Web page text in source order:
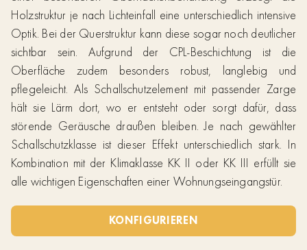
Holzstruktur je nach Lichteinfall eine unterschiedlich intensive
Optik. Bei der Querstruktur kann diese sogar noch deutlicher
sichtbar sein. Aufgrund der CPL-Beschichtung ist die
Oberfläche zudem besonders robust, langlebig und
pflegeleicht. Als Schallschutzelement mit passender Zarge
hält sie Lärm dort, wo er entsteht oder sorgt dafür, dass
störende Geräusche draußen bleiben. Je nach gewählter
Schallschutzklasse ist dieser Effekt unterschiedlich stark. In
Kombination mit der Klimaklasse KK II oder KK III erfüllt sie
alle wichtigen Eigenschaften einer Wohnungseingangstür.
KONFIGURIEREN